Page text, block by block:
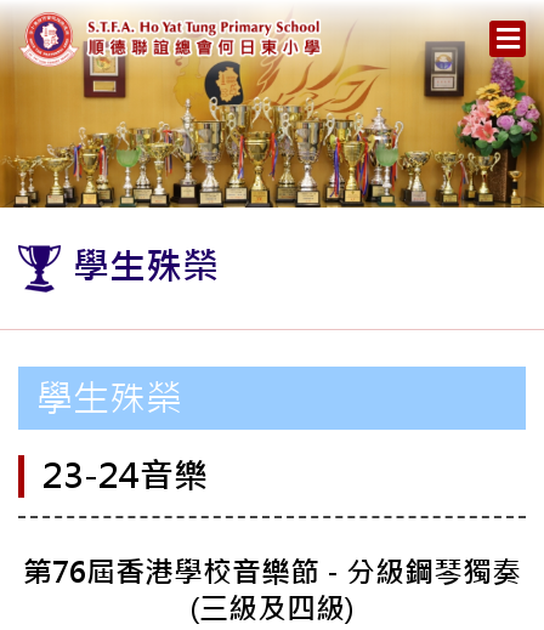
學生殊榮
學生殊榮
23-24音樂
第76屆香港學校音樂節 - 分級鋼琴獨奏
(三級及四級)